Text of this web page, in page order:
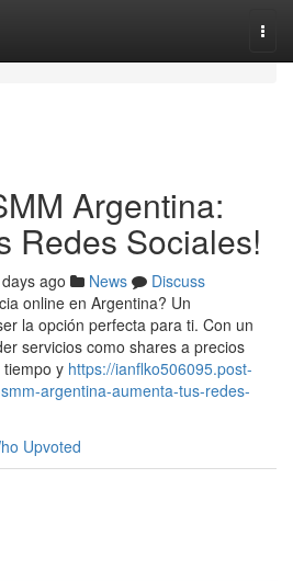
Argentina:
Redes Sociales!
ago News
Discuss
online en Argentina? Un
la opción perfecta para ti. Con un
servicios como shares a precios
tiempo y https://ianflko506095.post-
argentina-aumenta-tus-redes-
Upvoted